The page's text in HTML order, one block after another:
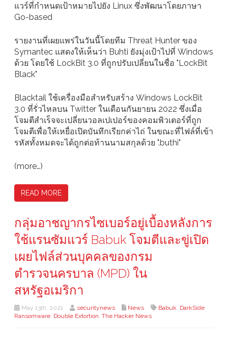
แวร์ที่กำหนดเป้าหมายไปยัง Linux ซึ่งพัฒนาโดยภาษา
Go-based
รายงานที่เผยแพร่ในวันนี้โดยทีม Threat Hunter ของ
Symantec แสดงให้เห็นว่า Buhti ยังมุ่งเป้าไปที่ Windows
ด้วย โดยใช้ LockBit 3.0 ที่ถูกปรับเปลี่ยนในชื่อ "LockBit
Black"
Blacktail ใช้เครื่องมือสำหรับสร้าง Windows LockBit
3.0 ที่รั่วไหลบน Twitter ในเดือนกันยายน 2022 ซึ่งเมื่อ
โจมตีสำเร็จจะเปลี่ยนวอลเปเปอร์ของคอมพิวเตอร์ที่ถูก
โจมตีเพื่อให้เหยื่อเปิดบันทึกเรียกค่าไถ่ ในขณะที่ไฟล์ที่เข้า
รหัสทั้งหมดจะได้ถูกต่อท้านนามสกุลด้วย ".buthi"
(more…)
READ MORE
กลุ่มอาชญากรไซเบอร์อยู่เบื้องหลังการ
ใช้แรนซัมแวร์ Babuk โจมตีและขู่เปิด
เผยไฟล์ส่วนบุคคลของกรม
ตำรวจนครบาล (MPD) ใน
สหรัฐอเมริกา
May 13th, 2021 securitynews News Babuk, DarkSide
Ransomware, Double Extortion, The Hacker News